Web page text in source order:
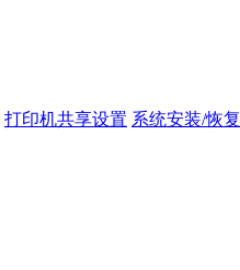
打印机共享设置 系统安装/恢复